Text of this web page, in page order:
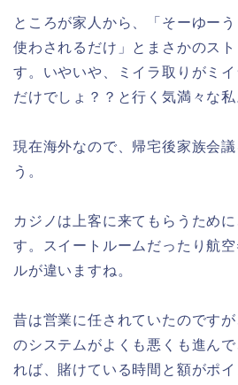
ところが家人から、「そーゆー
使わされるだけ」とまさかのス
す。いやいや、ミイラ取りがミ
だけでしょ？？と行く気満々な私
現在海外なので、帰宅後家族会
う。
カジノは上客に来てもらうため
す。スイートルームだったり航
ルが違いますね。
昔は営業に任されていたのです
のシステムがよくも悪くも進ん
れば、賭けている時間と額がポ